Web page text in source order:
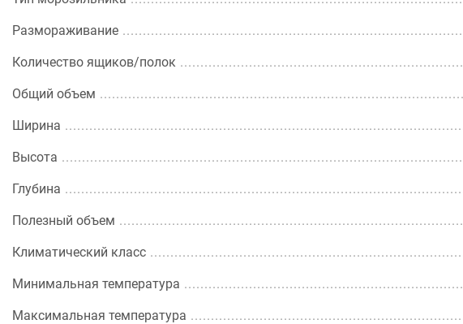
Размораживание
Количество ящиков/полок
Общий объем
Ширина
Высота
Глубина
Полезный объем
Климатический класс
Минимальная температура
Максимальная температура